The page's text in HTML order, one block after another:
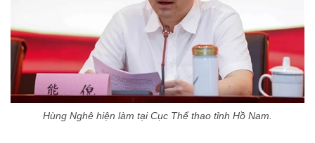
Hùng Nghê hiện làm tại Cục Thể thao tỉnh Hồ Nam.